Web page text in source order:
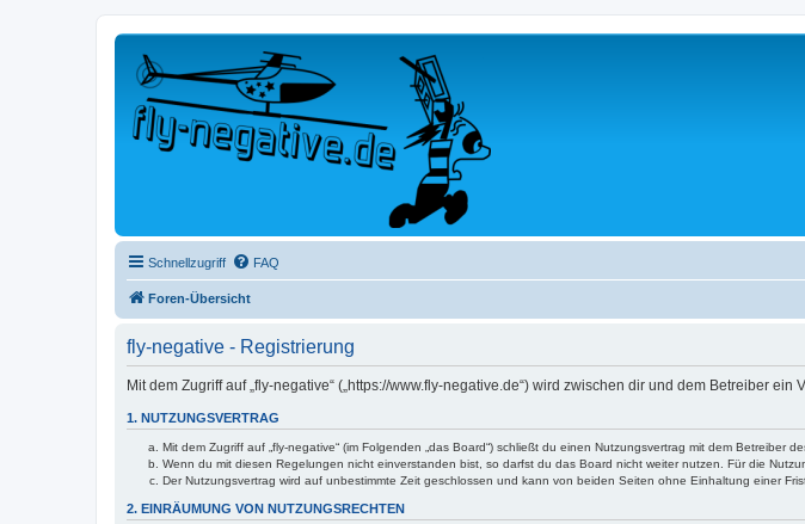
Schnellzugriff FAQ
Foren-Übersicht
fly-negative - Registrierung
Mit dem Zugriff auf „fly-negative“ („https://www.fly-negative.de“) wird zwischen dir und dem Betreiber
1. NUTZUNGSVERTRAG
Mit dem Zugriff auf „fly-negative“ (im Folgenden „das Board“) schließt du einen Nutzungsvertrag mit dem
Wenn du mit diesen Regelungen nicht einverstanden bist, so darfst du das Board nicht weiter nutzen. Für die
Der Nutzungsvertrag wird auf unbestimmte Zeit geschlossen und kann von beiden Seiten ohne Einhaltung einer
2. EINRÄUMUNG VON NUTZUNGSRECHTEN